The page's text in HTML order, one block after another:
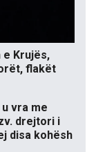
e Krujës,
flakët
vra me
drejtori i
disa kohësh